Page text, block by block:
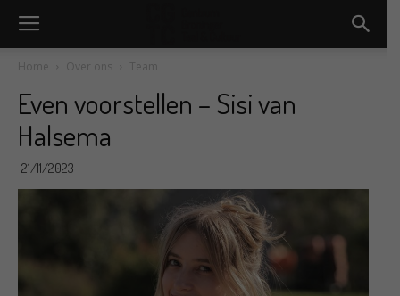
Home Over ons Team
Even voorstellen – Sisi van
Halsema
21/11/2023